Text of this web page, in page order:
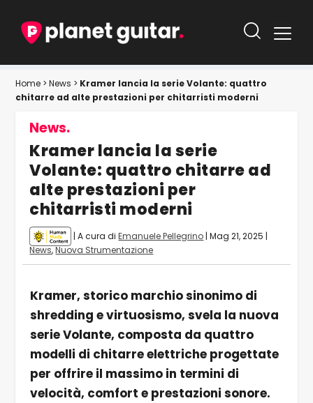
Home >News > Kramer lancia la serie Volante: quattro
chitarre ad alte prestazioni per chitarristi moderni
News.
Kramer lancia la serie
Volante: quattro chitarre ad
alte prestazioni per
chitarristi moderni
| A cura diEmanuele Pellegrino |Mag 21, 2025 |
News,Nuova Strumentazione
Kramer, storico marchio sinonimo di
shredding e virtuosismo, svela la nuova
serie Volante, composta da quattro
modelli di chitarre elettriche progettate
per offrire il massimo in termini di
velocità, comfort e prestazioni sonore.